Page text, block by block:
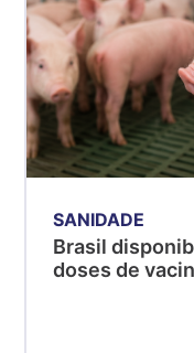
Suíno - Estadual
MG
R$ 5,07
kg
Suíno - Estadual
PR
R$ 4,53
Suíno - Estadual
SC
SANIDADE
Brasil
doses de